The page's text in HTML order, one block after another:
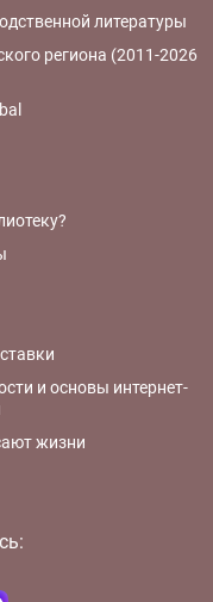
литературы
региона (2011-2026
и основы интернет-
жизни